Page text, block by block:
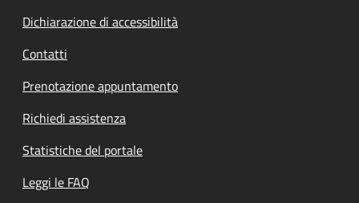
Dichiarazione di accessibilità
Contatti
Prenotazione appuntamento
Richiedi assistenza
Statistiche del portale
Leggi le FAQ